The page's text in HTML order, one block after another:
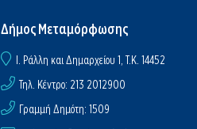
Δήμος Μεταμόρφωσης
I. Ράλλη και Δημαρχείου 1, Τ.Κ. 14452
Τηλ. Κέντρο: 213 2012900
Γραμμή Δημότη: 1509